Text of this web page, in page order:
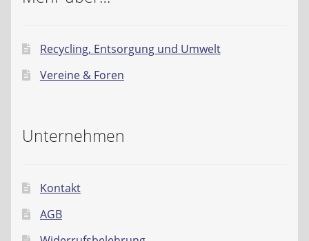
Recycling, Entsorgung und Umwelt
Vereine & Foren
Unternehmen
Kontakt
AGB